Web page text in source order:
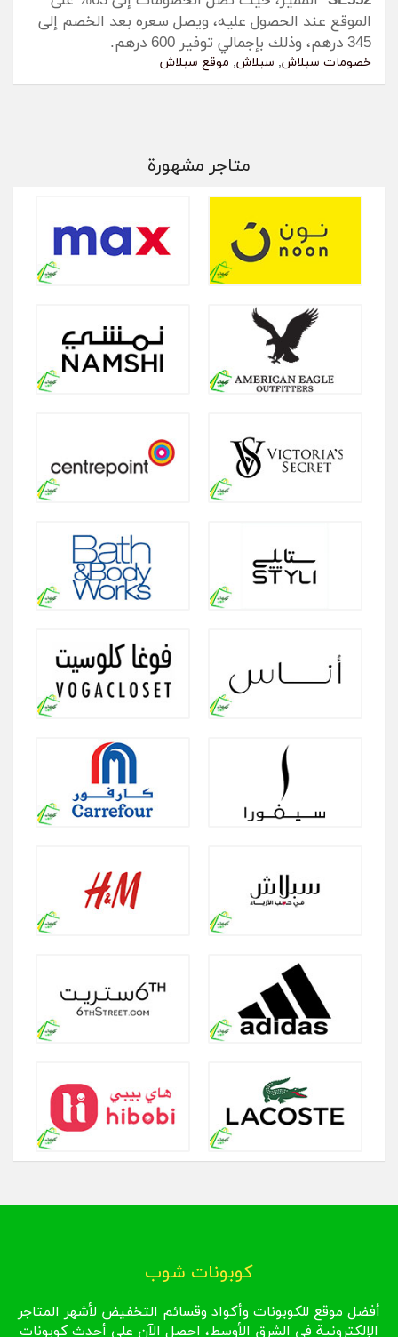
الموقع عند الحصول عليه، ويصل سعره بعد الخصم إلى
345 درهم، وذلك بإجمالي توفير 600 درهم.
خصومات سبلاش, سبلاش, موقع سبلاش
متاجر مشهورة
كوبونات شوب
أفضل موقع للكوبونات وأكواد وقسائم التخفيض لأشهر المتاجر
الإلكترونية في الشرق الأوسط، احصل الآن على أحدث كوبونات